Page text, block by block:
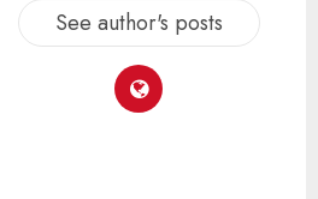
See author's posts